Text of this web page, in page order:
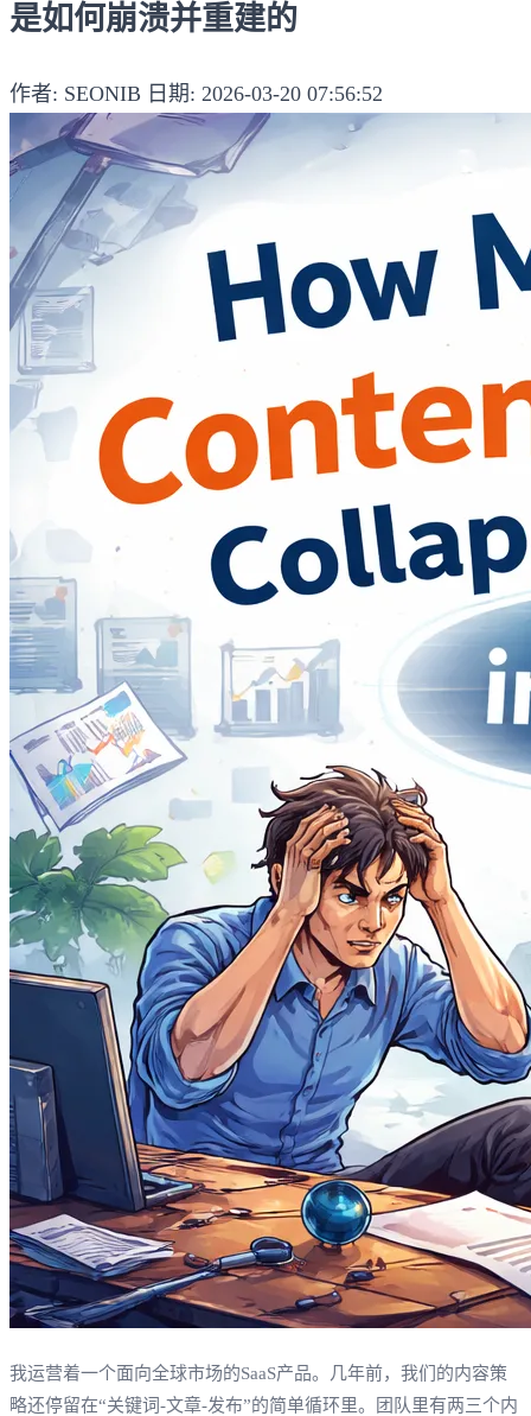
是如何崩溃并重建的
作者: SEONIB 日期: 2026-03-20 07:56:52
我运营着一个面向全球市场的SaaS产品。几年前，我们的内容策
略还停留在“关键词-文章-发布”的简单循环里。团队里有两三个内